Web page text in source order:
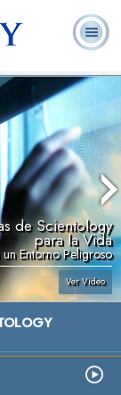
Preguntas
Frecuentes
Libros
de Scientology
para la Vida
Entorno Peligroso
Ver Video